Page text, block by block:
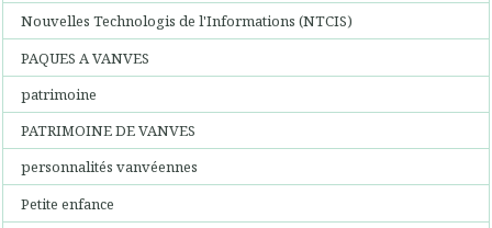
Nouvelles Technologis de l'Informations (NTCIS)
PAQUES A VANVES
patrimoine
PATRIMOINE DE VANVES
personnalités vanvéennes
Petite enfance